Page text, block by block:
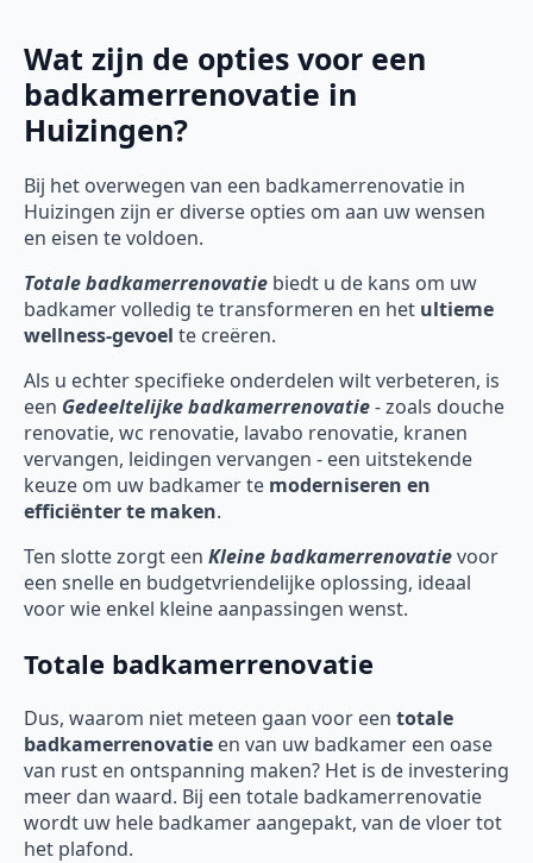
Wat zijn de opties voor een
badkamerrenovatie in
Huizingen?
Bij het overwegen van een badkamerrenovatie in
Huizingen zijn er diverse opties om aan uw wensen
en eisen te voldoen.
Totale badkamerrenovatie biedt u de kans om uw
badkamer volledig te transformeren en het ultieme
wellness-gevoel te creëren.
Als u echter specifieke onderdelen wilt verbeteren, is
een Gedeeltelijke badkamerrenovatie- zoals douche
renovatie, wc renovatie, lavabo renovatie, kranen
vervangen, leidingen vervangen - een uitstekende
keuze om uw badkamer te moderniseren en
efficiënter te maken.
Ten slotte zorgt een Kleine badkamerrenovatievoor
een snelle en budgetvriendelijke oplossing, ideaal
voor wie enkel kleine aanpassingen wenst.
Totale badkamerrenovatie
Dus, waarom niet meteen gaan voor een totale
badkamerrenovatie en van uw badkamer een oase
van rust en ontspanning maken? Het is de investering
meer dan waard. Bij een totale badkamerrenovatie
wordt uw hele badkamer aangepakt, van de vloer tot
het plafond.